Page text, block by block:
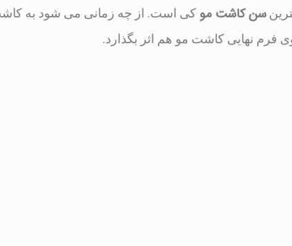
سن کاشت مو کی است. از چه زمانی می شود به
فرم نهایی کاشت مو هم اثر بگذارد.